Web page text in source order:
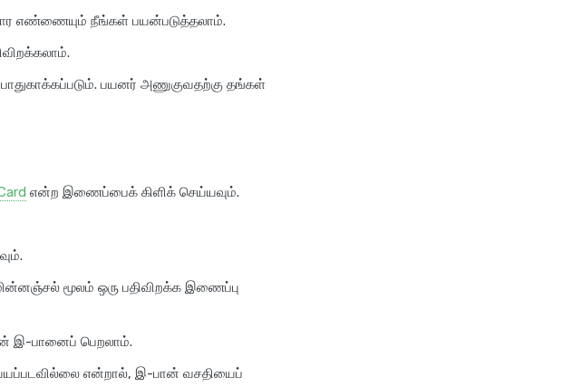
எண்ணையும் நீங்கள் பயன்படுத்தலாம்.
பயனர் அணுகுவதற்கு தங்கள்
என்ற இணைப்பைக் கிளிக் செய்யவும்.
மூலம் ஒரு பதிவிறக்க இணைப்பு
இ-பானைப் பெறலாம்.
என்றால், இ-பான் வசதியைப்